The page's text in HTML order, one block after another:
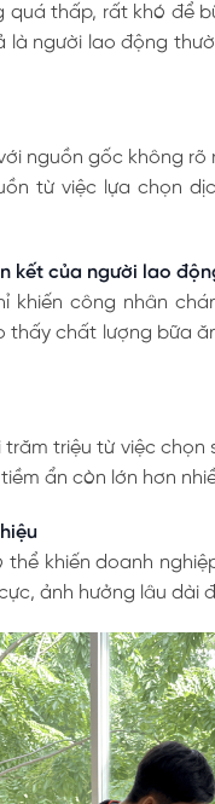
quá thấp, rất khó để
là người lao động
nguồn gốc không
từ việc lựa chọn
kết của người lao
khiến công nhân
thấy chất lượng bữa
triệu từ việc chọn
ẩn còn lớn hơn
khiến doanh
ảnh hưởng lâu dài